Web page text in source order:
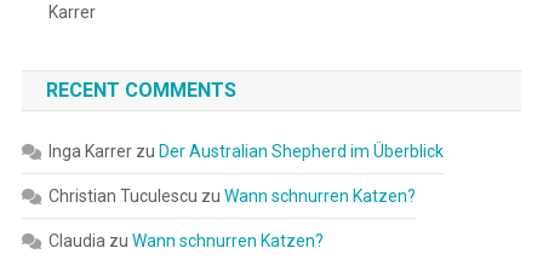
Karrer
RECENT COMMENTS
Inga Karrerzu Der Australian Shepherd im Überblick
Christian Tuculescu zu Wann schnurren Katzen?
Claudia zu Wann schnurren Katzen?